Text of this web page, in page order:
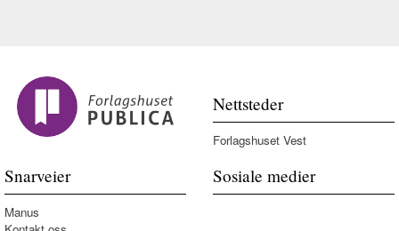
Nettsteder
Forlagshuset Vest
Snarveier
Manus
Sosiale medier